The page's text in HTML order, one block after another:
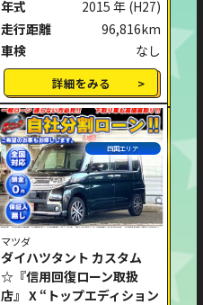
年式
2015 年 (H27)
走行距離
96,816km
車検
なし
詳細をみる
四国エリア
マツダ
ダイハツタント カスタム
☆『信用回復ローン取扱
店』 X “トップエディション